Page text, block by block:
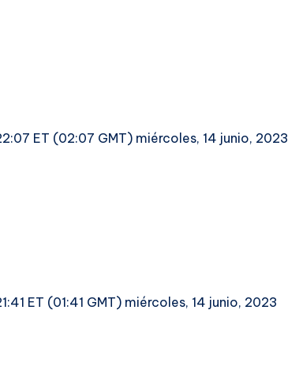
ET (02:07 GMT) miércoles, 14 junio, 2023
ET (01:41 GMT) miércoles, 14 junio, 2023